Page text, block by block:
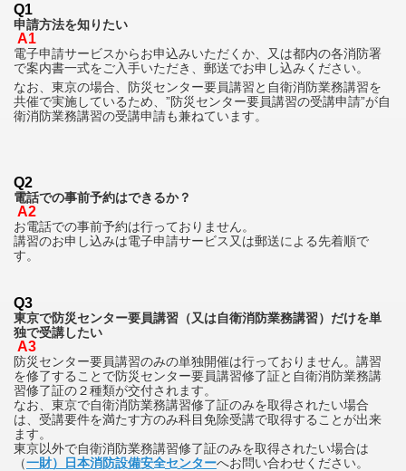
Q1
申請方法を知りたい
A1
電子申請サービスからお申込みいただくか、又は都内の各消防署
で案内書一式をご入手いただき、 郵送でお申し込みください。
なお、東京の場合、 防災センター要員講習と自衛消防業務講習を
共催で実施しているため、 ”防災センター要員講習の受講申請”が自
衛消防業務講習の受講申請も兼ねています。
Q2
電話での事前予約はできるか？
A2
お電話での事前予約は行っておりません。
講習のお申し込みは電子申請サービス又は郵送による先着順で
す。
Q3
東京で防災センター要員講習（又は自衛消防業務講習）だけを単
独で受講したい
A3
防災センター要員講習のみの単独開催は行っておりません。講習
を修了することで防災センター要員講習修了証と自衛消防業務講
習修了証の２種類が交付されます。
なお、東京で自衛消防業務講習修了証のみを取得されたい場合
は、受講要件を満たす方のみ科目免除受講で取得することが出来
ます。
東京以外で自衛消防業務講習修了証のみを取得されたい場合は
（一財）日本消防設備安全センターへお問い合わせください。